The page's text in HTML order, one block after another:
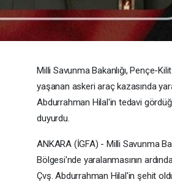
Milli Savunma Bakanlığı, Pençe-
yaşanan askeri araç kazasında
Abdurrahman Hilal'in tedavi
duyurdu.
ANKARA (İGFA) - Milli Savunma
Bölgesi'nde yaralanmasının
Çvş. Abdurrahman Hilal'in şehit